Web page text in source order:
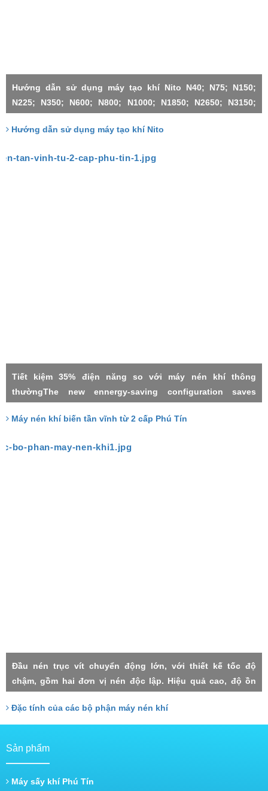
Hướng dẫn sử dụng máy tạo khí Nito N40; N75; N150;
N225; N350; N600; N800; N1000; N1850; N2650; N3150;
N4500X4; N4500X5; N4500X6;
Hướng dẫn sử dụng máy tạo khí Nito
Tiết kiệm 35% điện năng so với máy nén khí thông
thườngThe new ennergy-saving configuration saves
frequency machineMáy nén khí 2 cấpMáy nén khí biến tần
Máy nén khí biến tần vĩnh từ 2 cấp Phú Tín
Đầu nén trục vít chuyển động lớn, với thiết kế tốc độ
chậm, gồm hai đơn vị nén độc lập. Hiệu quả cao, độ ồn
thấp, thất thoát nhỏ, Hai cấp trục vít đảm nhận với công
xuất tương đồng, do đó chịu lực nhỏ, tuổi thọ cao.
Đặc tính của các bộ phận máy nén khí
Sản phẩm
Máy sấy khí Phú Tín